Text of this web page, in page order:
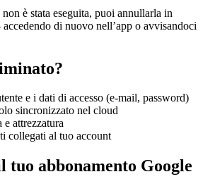
è stata eseguita, puoi annullarla in
di nuovo nell’app o avvisandoci
e i dati di accesso (e-mail, password)
sincronizzato nel cloud
attrezzatura
collegati al tuo account
abbonamento Google